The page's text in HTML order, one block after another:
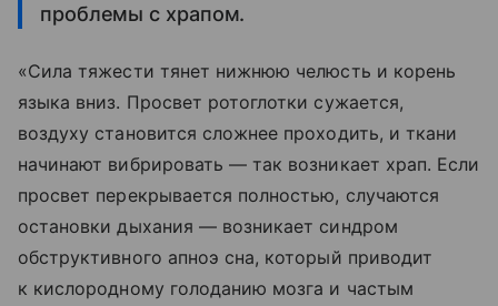
проблемы с храпом.
«Сила тяжести тянет нижнюю челюсть и корень
языка вниз. Просвет ротоглотки сужается,
воздуху становится сложнее проходить, и ткани
начинают вибрировать — так возникает храп. Если
просвет перекрывается полностью, случаются
остановки дыхания — возникает синдром
обструктивного апноэ сна, который приводит
к кислородному голоданию мозга и частым